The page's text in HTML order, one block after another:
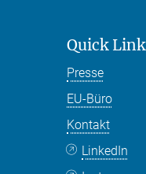
Quick
Presse
EU-Büro
Kontakt
LinkedIn